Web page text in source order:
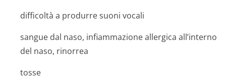
difficoltà a produrre suoni vocali
sangue dal naso, infiammazione allergica all’interno
del naso, rinorrea
tosse